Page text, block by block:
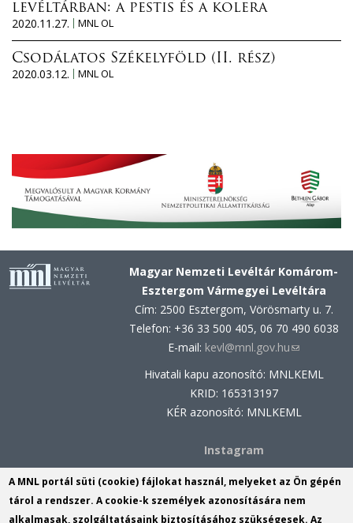
levéltárban: a pestis és a kolera
2020.11.27.
MNL OL
Csodálatos Székelyföld (II. rész)
2020.03.12.
MNL OL
Magyar Nemzeti Levéltár Komárom-
Esztergom Vármegyei Levéltára
Cím: 2500 Esztergom, Vörösmarty u. 7.
Telefon: +36 33 500 405, 06 70 490 6038
E-mail: kevl@mnl.gov.hu(link
Hivatali kapu azonosító: MNLKEML
KRID: 165313197
KÉR azonosító: MNLKEML
Instagram
Facebook
MNL Komárom-Esztergom Vármegyei
A MNL portál süti (cookie) fájlokat használ, melyeket az Ön gépén
tárol a rendszer. A cookie-k személyek azonosítására nem
alkalmasak, szolgáltatásaink biztosításához szükségesek. Az